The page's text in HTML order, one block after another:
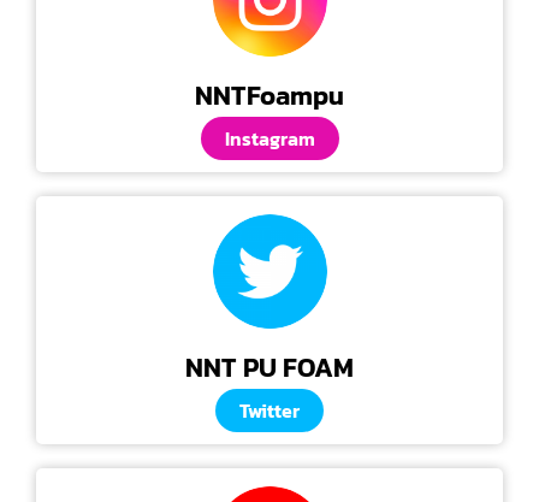
NNTFoampu
Instagram
NNT PU FOAM
Twitter